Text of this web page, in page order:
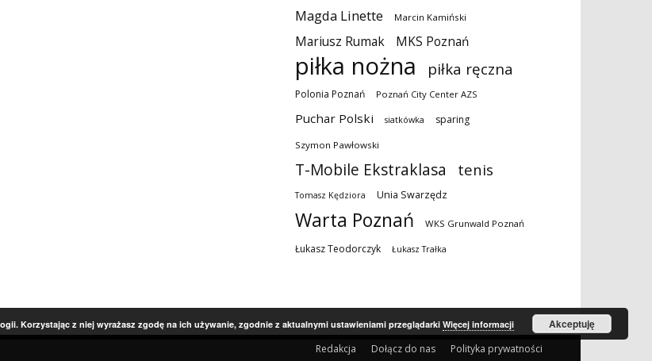
Magda Linette Marcin Kamiński
Mariusz Rumak MKS Poznań
piłka nożna piłka ręczna
Polonia Poznań Poznań City Center AZS
Puchar Polski siatkówka sparing
Szymon Pawłowski
T-Mobile Ekstraklasa tenis
Tomasz Kędziora Unia Swarzędz
Warta Poznań WKS Grunwald Poznań
Łukasz Teodorczyk Łukasz Trałka
Redakcja Dołącz do nas Polityka prywatności
Korzystając z niej wyrażasz zgodę na ich używanie, zgodnie z aktualnymi ustawieniami przeglądarki Więcej informacji Akceptuję